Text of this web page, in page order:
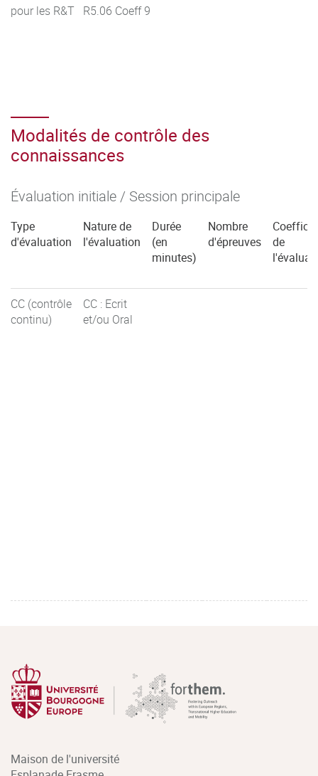
pour les R&T R5.06 Coeff 9
Modalités de contrôle des
connaissances
Évaluation initiale / Session principale
Type
d'évaluation
Nature de
l'évaluation
Durée
(en
minutes)
Nombre
d'épreuves
de
CC (contrôle
continu)
CC : Ecrit
et/ou Oral
Maison de l'université